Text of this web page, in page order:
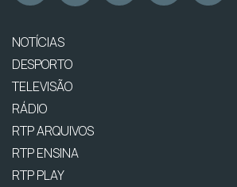
NOTÍCIAS
DESPORTO
TELEVISÃO
RÁDIO
RTP ARQUIVOS
RTP ENSINA
RTP PLAY